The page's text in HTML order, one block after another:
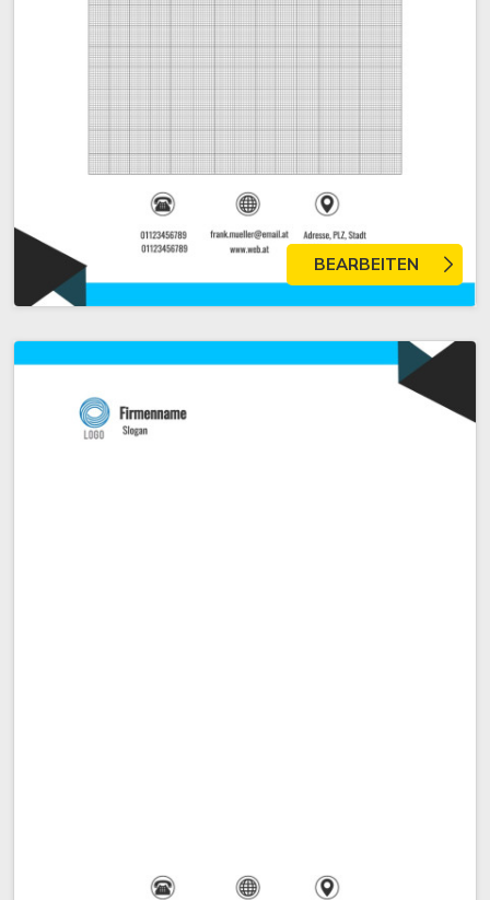
BEARBEITEN